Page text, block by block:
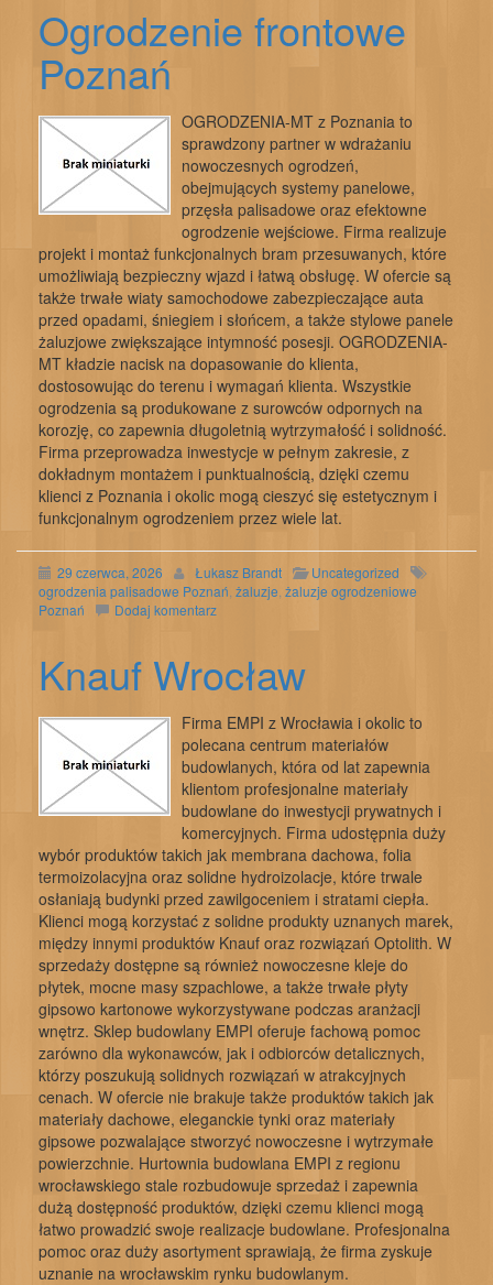
Ogrodzenie frontowe
Poznań
OGRODZENIA-MT z Poznania to
sprawdzony partner w wdrażaniu
nowoczesnych ogrodzeń,
obejmujących systemy panelowe,
przęsła palisadowe oraz efektowne
ogrodzenie wejściowe. Firma realizuje
projekt i montaż funkcjonalnych bram przesuwanych, które
umożliwiają bezpieczny wjazd i łatwą obsługę. W ofercie są
także trwałe wiaty samochodowe zabezpieczające auta
przed opadami, śniegiem i słońcem, a także stylowe panele
żaluzjowe zwiększające intymność posesji. OGRODZENIA-
MT kładzie nacisk na dopasowanie do klienta,
dostosowując do terenu i wymagań klienta. Wszystkie
ogrodzenia są produkowane z surowców odpornych na
korozję, co zapewnia długoletnią wytrzymałość i solidność.
Firma przeprowadza inwestycje w pełnym zakresie, z
dokładnym montażem i punktualnością, dzięki czemu
klienci z Poznania i okolic mogą cieszyć się estetycznym i
funkcjonalnym ogrodzeniem przez wiele lat.
29 czerwca, 2026 Łukasz Brandt
Uncategorized
ogrodzenia palisadowe Poznań żaluzje żaluzje ogrodzeniowe
Poznań
Dodaj komentarz
Knauf Wrocław
Firma EMPI z Wrocławia i okolic to
polecana centrum materiałów
budowlanych, która od lat zapewnia
klientom profesjonalne materiały
budowlane do inwestycji prywatnych i
komercyjnych. Firma udostępnia duży
wybór produktów takich jak membrana dachowa, folia
termoizolacyjna oraz solidne hydroizolacje, które trwale
osłaniają budynki przed zawilgoceniem i stratami ciepła.
Klienci mogą korzystać z solidne produkty uznanych marek,
między innymi produktów Knauf oraz rozwiązań Optolith. W
sprzedaży dostępne są również nowoczesne kleje do
płytek, mocne masy szpachlowe, a także trwałe płyty
gipsowo kartonowe wykorzystywane podczas aranżacji
wnętrz. Sklep budowlany EMPI oferuje fachową pomoc
zarówno dla wykonawców, jak i odbiorców detalicznych,
którzy poszukują solidnych rozwiązań w atrakcyjnych
cenach. W ofercie nie brakuje także produktów takich jak
materiały dachowe, eleganckie tynki oraz materiały
gipsowe pozwalające stworzyć nowoczesne i wytrzymałe
powierzchnie. Hurtownia budowlana EMPI z regionu
wrocławskiego stale rozbudowuje sprzedaż i zapewnia
dużą dostępność produktów, dzięki czemu klienci mogą
łatwo prowadzić swoje realizacje budowlane. Profesjonalna
pomoc oraz duży asortyment sprawiają, że firma zyskuje
uznanie na wrocławskim rynku budowlanym.